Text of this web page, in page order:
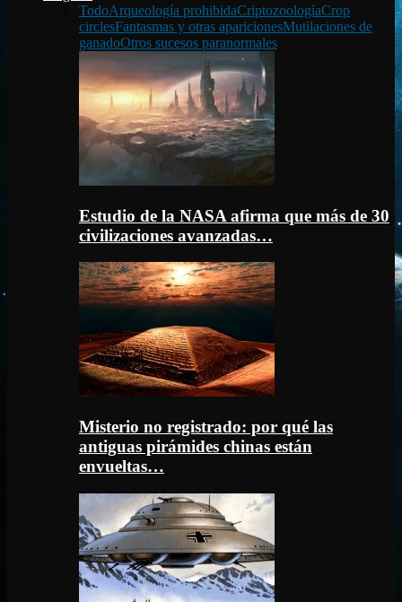
TodoArqueología prohibidaCriptozoologíaCrop
circlesFantasmas y otras aparicionesMutilaciones de
ganadoOtros sucesos paranormales
Estudio de la NASA afirma que más de 30
civilizaciones avanzadas…
Misterio no registrado: por qué las
antiguas pirámides chinas están
envueltas…